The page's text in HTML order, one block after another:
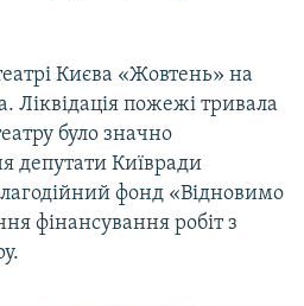
Києва «Жовтень» на
Ліквідація пожежі тривала
було значно
депутати Київради
фонд «Відновимо
фінансування робіт з